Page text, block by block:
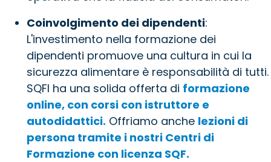
Coinvolgimento dei dipendenti:
L'investimento nella formazione dei
dipendenti promuove una cultura in cui la
sicurezza alimentare è responsabilità di tutti.
SQFI ha una solida offerta di formazione
online, con corsi con istruttore e
autodidattici. Offriamo anche lezioni di
persona tramite i nostri Centri di
Formazione con licenza SQF.